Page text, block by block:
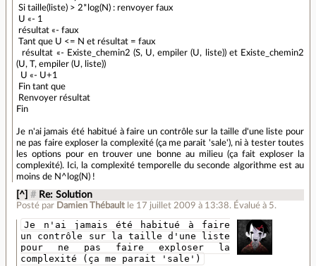
Si taille(liste) > 2*log(N) : renvoyer faux
U «- 1
résultat «- faux
Tant que U <= N et résultat = faux
résultat «- Existe_chemin2 (S, U, empiler (U, liste)) et Existe_chemin2
(U, T, empiler (U, liste))
U «- U+1
Fin tant que
Renvoyer résultat
Fin
Je n'ai jamais été habitué à faire un contrôle sur la taille d'une liste pour
ne pas faire exploser la complexité (ça me parait 'sale'), ni à tester toutes
les options pour en trouver une bonne au milieu (ça fait exploser la
complexité). Ici, la complexité temporelle du seconde algorithme est au
moins de N^log(N) !
[^] # Re: Solution
Posté par Damien Thébault le 17 juillet 2009 à 13:38. Évalué à 5.
Je n'ai jamais été habitué à faire
un contrôle sur la taille d'une liste
pour ne pas faire exploser la
complexité (ça me parait 'sale')